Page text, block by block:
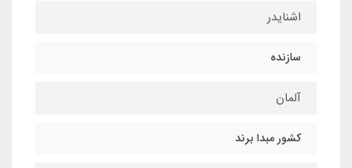
اشنایدر
سازنده
آلمان
کشور مبدا برند